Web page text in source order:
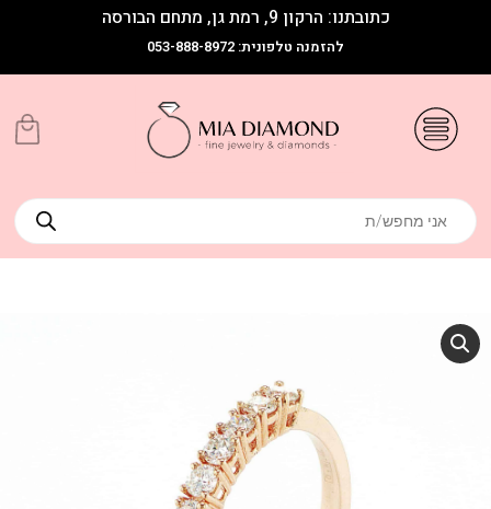
כתובתנו: הרקון 9, רמת גן, מתחם הבורסה
להזמנה טלפונית: 053-888-8972